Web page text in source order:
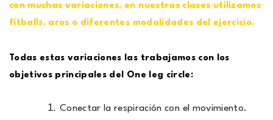
con muchas variaciones, en nuestras clases utilizamos
fitballs, aros o diferentes modalidades del ejercicio.
Todas estas variaciones las trabajamos con los
objetivos principales del One leg circle:
Conectar la respiración con el movimiento.